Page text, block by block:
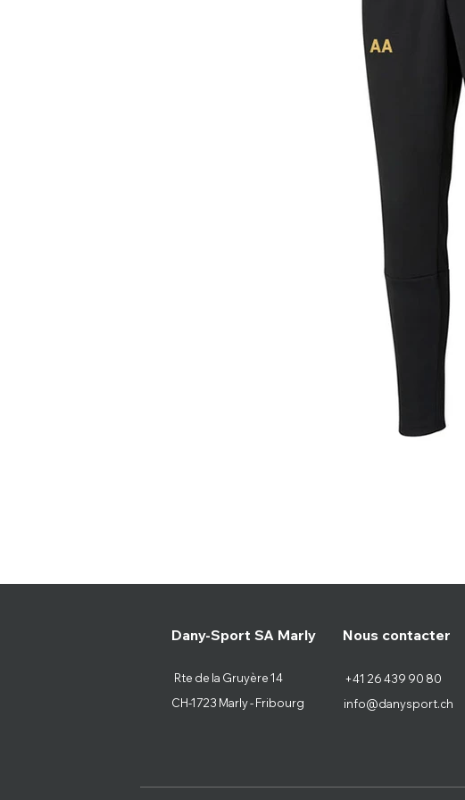
Dany-Sport SA Marly
CH-1723 Marly - Fribourg
Rte de la Gruyère 14
Nous contacter
info@danysport.ch
+41 26 439 90 80